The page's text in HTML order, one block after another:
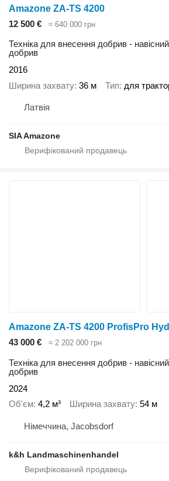
Amazone ZA-TS 4200
12 500 €
≈ 640 000 грн
Техніка для внесення добрив -
добрив
2016
Ширина захвату 36 м Тип для
Латвія
SIA Amazone
Amazone ZA-TS 4200 ProfisPro
43 000 €
≈ 2 202 000 грн
Техніка для внесення добрив -
добрив
2024
Об'єм 4,2 м³ Ширина захвату 54 м
Німеччина, Jacobsdorf
k&h Landmaschinenhandel